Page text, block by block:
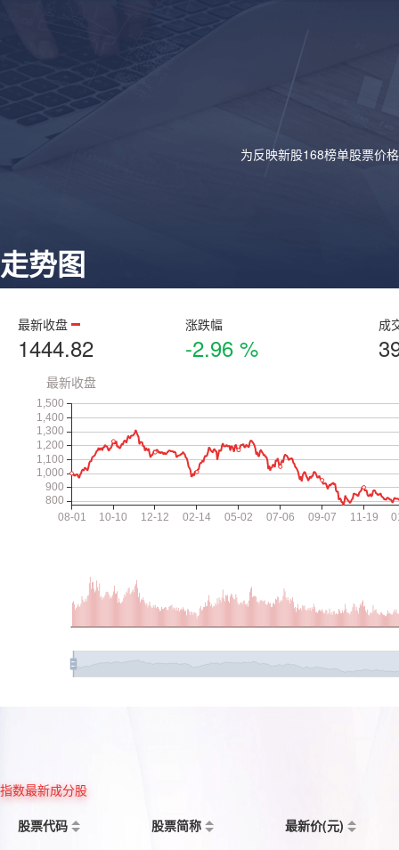
为反映新股168榜单股票价
走势图
最新收盘
1444.82
涨跌幅
-2.96 %
成
指数最新成分股
股票代码
股票简称 最新价(元)